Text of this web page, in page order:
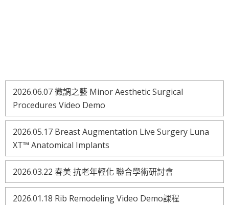
2026.06.07 微調之藝 Minor Aesthetic Surgical
Procedures Video Demo
2026.05.17 Breast Augmentation Live Surgery Luna
XT™ Anatomical Implants
2026.03.22 春美 抗老年輕化 聯合學術研討會
2026.01.18 Rib Remodeling Video Demo課程